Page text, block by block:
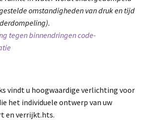
omstandigheden van druk en tijd
tegen binnendringen code-
vindt u hoogwaardige verlichting voor
het individuele ontwerp van uw
en verrijkt.hts.